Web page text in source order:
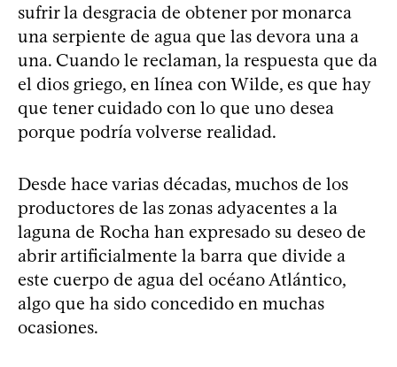
sufrir la desgracia de obtener por monarca
una serpiente de agua que las devora una a
una. Cuando le reclaman, la respuesta que da
el dios griego, en línea con Wilde, es que hay
que tener cuidado con lo que uno desea
porque podría volverse realidad.
Desde hace varias décadas, muchos de los
productores de las zonas adyacentes a la
laguna de Rocha han expresado su deseo de
abrir artificialmente la barra que divide a
este cuerpo de agua del océano Atlántico,
algo que ha sido concedido en muchas
ocasiones.